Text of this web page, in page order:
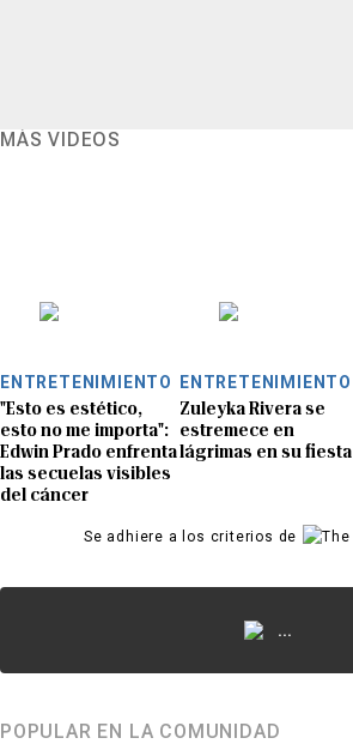
MÁS VIDEOS
ENTRETENIMIENTO
"Esto es estético,
esto no me importa":
Edwin Prado enfrenta
las secuelas visibles
del cáncer
ENTRETENIMIENTO
Zuleyka Rivera se
estremece en
lágrimas en su fiesta
Se adhiere a los criterios de
...
POPULAR EN LA COMUNIDAD